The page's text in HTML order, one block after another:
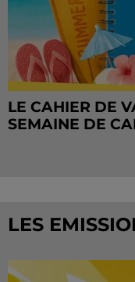
LE CAHIER DE
SEMAINE DE
LES